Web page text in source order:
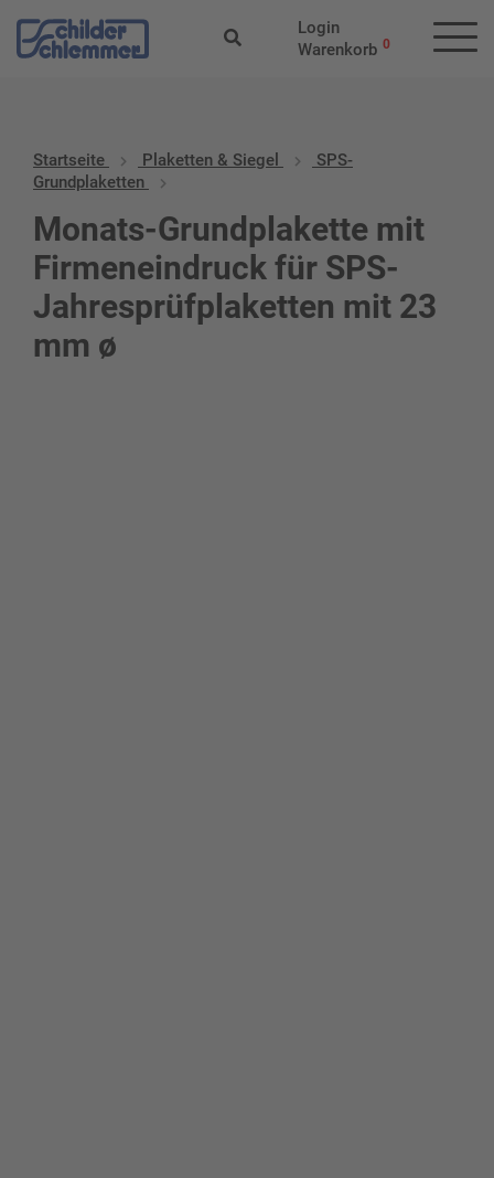
Login
Warenkorb 0
Startseite Plaketten & Siegel
SPS-
Grundplaketten
Monats-Grundplakette mit
Firmeneindruck für SPS-
Jahresprüfplaketten mit 23
mm ø